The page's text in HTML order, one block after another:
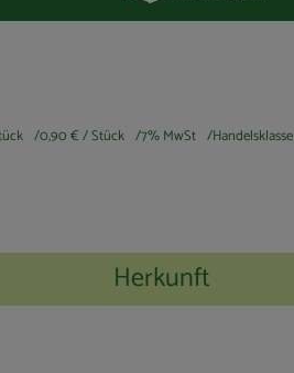
0,90 €/ Stück 7% MwSt
Herkunft